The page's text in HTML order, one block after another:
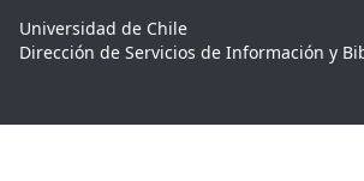
Universidad de Chile
Dirección de Servicios de Información y